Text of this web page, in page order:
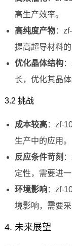
高生产效率。
高纯度产物：
提高超导材料的
优化晶体结构
长，优化其晶
3.2 挑战
成本较高：zf-
生产中的应用。
反应条件苛刻
定性，需要进
环境影响：zf-
境影响，需要
4. 未来展望